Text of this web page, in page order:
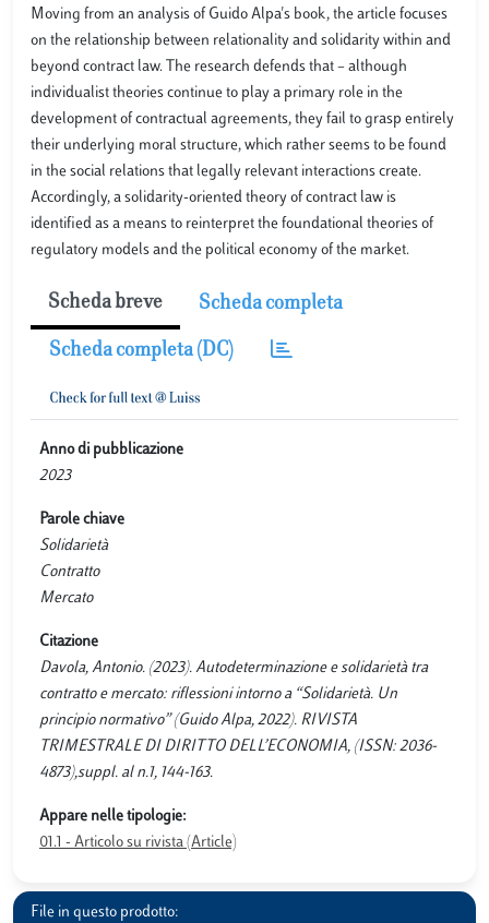
Moving from an analysis of Guido Alpa's book, the article focuses
on the relationship between relationality and solidarity within and
beyond contract law. The research defends that – although
individualist theories continue to play a primary role in the
development of contractual agreements, they fail to grasp entirely
their underlying moral structure, which rather seems to be found
in the social relations that legally relevant interactions create.
Accordingly, a solidarity-oriented theory of contract law is
identified as a means to reinterpret the foundational theories of
regulatory models and the political economy of the market.
Scheda breve Scheda completa
Scheda completa (DC)
Anno di pubblicazione
2023
Parole chiave
Solidarietà
Contratto
Mercato
Citazione
Davola, Antonio. (2023). Autodeterminazione e solidarietà tra
contratto e mercato: riflessioni intorno a “Solidarietà. Un
principio normativo” (Guido Alpa, 2022). RIVISTA
TRIMESTRALE DI DIRITTO DELL’ECONOMIA, (ISSN: 2036-
4873),suppl. al n.1, 144-163.
Appare nelle tipologie:
01.1 - Articolo su rivista (Article)
File in questo prodotto: